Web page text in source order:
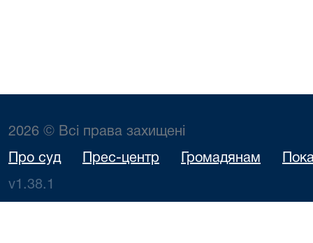
2026 © Всі права захищені
Про суд Прес-центр Громадянам
v1.38.1